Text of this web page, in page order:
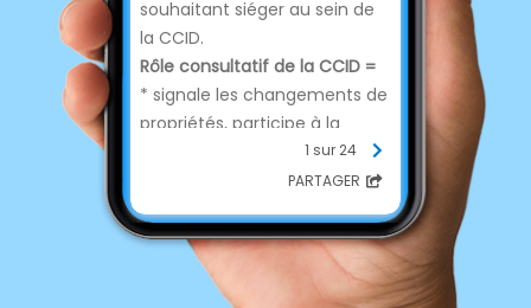
souhaitant siéger au sein de
la CCID.
Rôle consultatif de la CCID =
* signale les changements de
propriétés, participe à la
détermination des tarifs
d'évaluation, et formule des
avis sur l'évaluation annuelle
des biens
* peut donner un avis sur les
réclamations.
1 sur 24
PARTAGER